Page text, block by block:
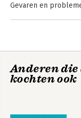
Gevaren en
Gevaren en
Anderen die
kochten ook